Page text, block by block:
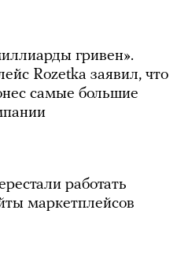
гривен».
Rozetka заявил, что
самые большие
работать
маркетплейсов